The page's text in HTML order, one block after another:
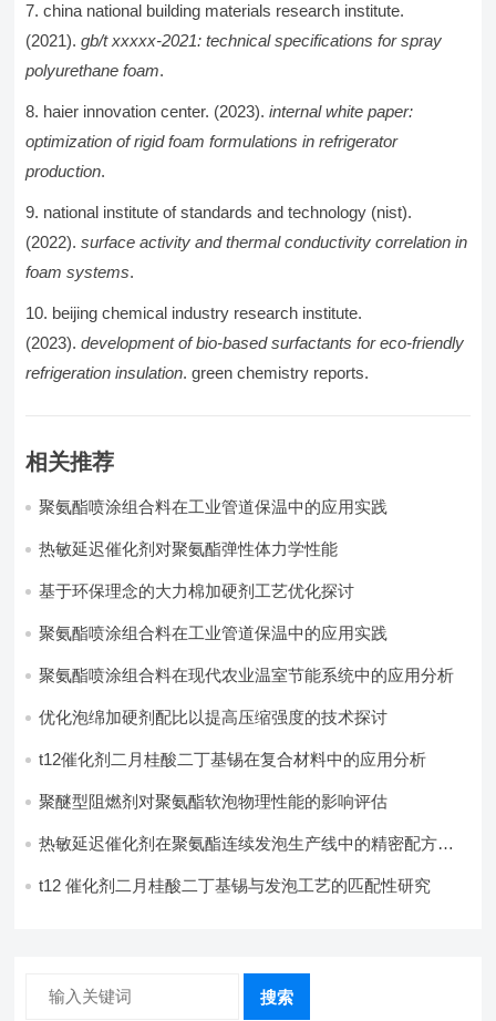
china national building materials research institute.
(2021).gb/t xxxxx-2021: technical specifications for spray
polyurethane foam.
haier innovation center. (2023).internal white paper:
optimization of rigid foam formulations in refrigerator
production.
national institute of standards and technology (nist).
(2022).surface activity and thermal conductivity correlation in
foam systems.
beijing chemical industry research institute.
(2023).development of bio-based surfactants for eco-friendly
refrigeration insulation. green chemistry reports.
相关推荐
聚氨酯喷涂组合料在工业管道保温中的应用实践
热敏延迟催化剂对聚氨酯弹性体力学性能
基于环保理念的大力棉加硬剂工艺优化探讨
聚氨酯喷涂组合料在工业管道保温中的应用实践
聚氨酯喷涂组合料在现代农业温室节能系统中的应用分析​
优化泡绵加硬剂配比以提高压缩强度的技术探讨
t12催化剂二月桂酸二丁基锡在复合材料中的应用分析
聚醚型阻燃剂对聚氨酯软泡物理性能的影响评估​
热敏延迟催化剂在聚氨酯连续发泡生产线中的精密配方设
t12 催化剂二月桂酸二丁基锡与发泡工艺的匹配性研究
搜索